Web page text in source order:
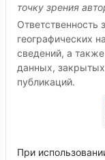
точку зрения
Ответственность
географических
сведений, а
данных,
публикаций.
При